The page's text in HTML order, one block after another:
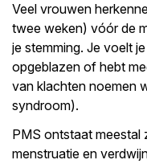
Veel vrouwen
twee weken) vóór de
je stemming. Je voelt
opgeblazen of hebt
van klachten noemen
syndroom).
PMS ontstaat meestal
menstruatie en